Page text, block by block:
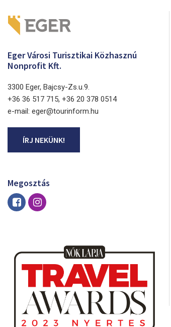
Eger Városi Turisztikai Közhasznú
Nonprofit Kft.
3300 Eger, Bajcsy-Zs.u.9.
+36 36 517 715, +36 20 378 0514
e-mail: eger@tourinform.hu
ÍRJ NEKÜNK!
Megosztás